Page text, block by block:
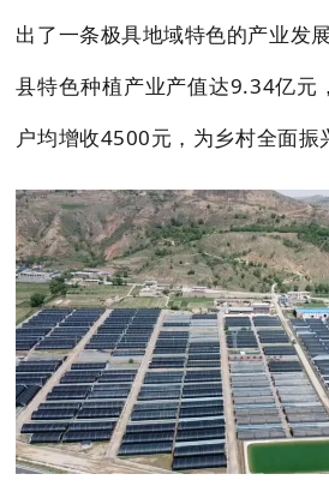
出了一条极具地域特色的产业发
县特色种植产业产值达9.34亿元
户均增收4500元，为乡村全面振